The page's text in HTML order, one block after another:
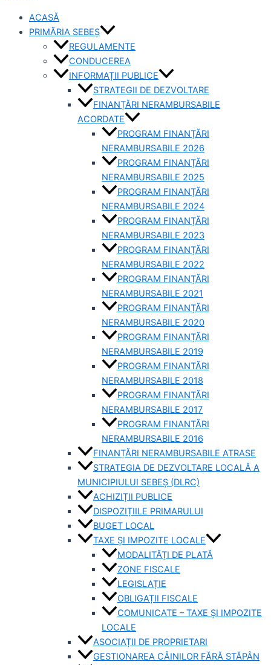
ACASĂ
PRIMĂRIA SEBEȘ
REGULAMENTE
CONDUCEREA
INFORMAȚII PUBLICE
STRATEGII DE DEZVOLTARE
FINANȚĂRI NERAMBURSABILE
ACORDATE
PROGRAM FINANȚĂRI
NERAMBURSABILE 2026
PROGRAM FINANȚĂRI
NERAMBURSABILE 2025
PROGRAM FINANȚĂRI
NERAMBURSABILE 2024
PROGRAM FINANȚĂRI
NERAMBURSABILE 2023
PROGRAM FINANȚĂRI
NERAMBURSABILE 2022
PROGRAM FINANȚĂRI
NERAMBURSABILE 2021
PROGRAM FINANȚĂRI
NERAMBURSABILE 2020
PROGRAM FINANȚĂRI
NERAMBURSABILE 2019
PROGRAM FINANTĂRI
NERAMBURSABILE 2018
PROGRAM FINANȚĂRI
NERAMBURSABILE 2017
PROGRAM FINANȚĂRI
NERAMBURSABILE 2016
FINANȚĂRI NERAMBURSABILE ATRASE
STRATEGIA DE DEZVOLTARE LOCALĂ A
MUNICIPIULUI SEBEȘ (DLRC)
ACHIZIȚII PUBLICE
DISPOZIȚIILE PRIMARULUI
BUGET LOCAL
TAXE ȘI IMPOZITE LOCALE
MODALITĂȚI DE PLATĂ
ZONE FISCALE
LEGISLAȚIE
OBLIGAȚII FISCALE
COMUNICATE – TAXE ȘI IMPOZITE
LOCALE
ASOCIAȚII DE PROPRIETARI
GESTIONAREA CÂINILOR FĂRĂ STĂPÂN